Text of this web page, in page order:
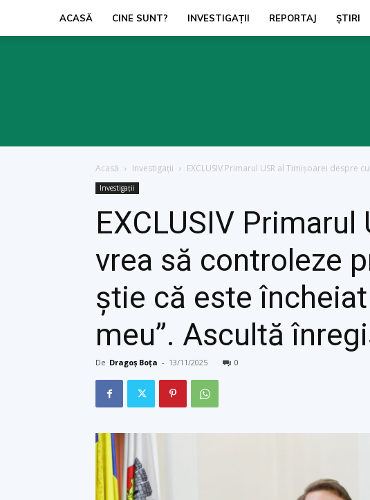
ACASĂ CINE SUNT? INVESTIGAŢII REPORTAJ ŞTIRI
Acasă Investigaţii EXCLUSIV Primarul USR al Timișoarei despre
Investigaţii
EXCLUSIV
vrea să controleze
știe că este
meu”. Ascultă
De Dragoș Boța - 13/11/2025 0